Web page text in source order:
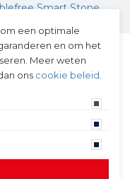
Smart Stone
een optimale
en om het
Meer weten
ons cookie beleid